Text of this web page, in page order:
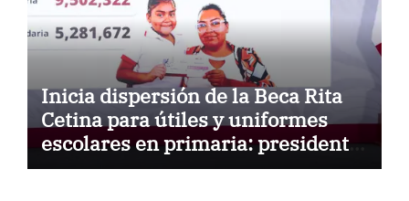
Inicia dispersión de la Beca Rita
Cetina para útiles y uniformes
escolares en primaria: presidenta
Claudia Sheinbaum